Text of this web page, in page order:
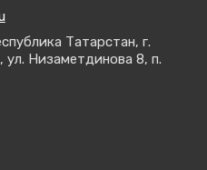
Татарстан, г.
Низаметдинова 8, п.